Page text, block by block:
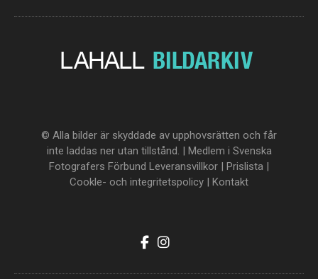
© Alla bilder är skyddade av upphovsrätten och får
inte laddas ner utan tillstånd. | Medlem i Svenska
Fotografers Förbund Leveransvillkor | Prislista |
Cookle- och integritetspolicy | Kontakt